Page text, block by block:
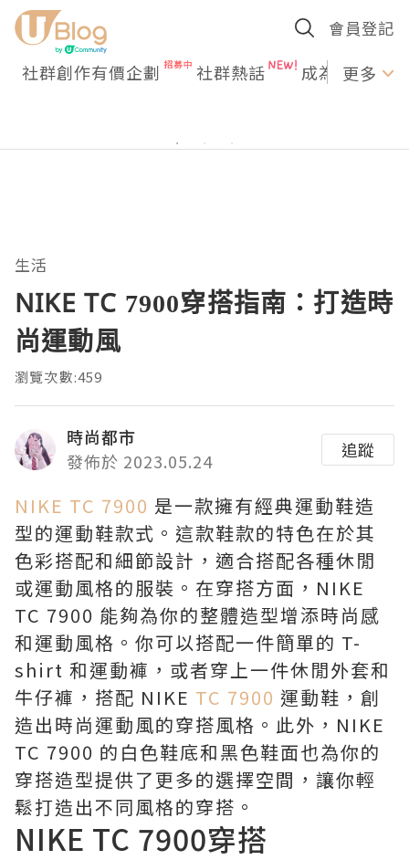
會員登記
社群創作有價企劃 社群熱話 成為U更多
生活
NIKE TC 7900穿搭指南：打造時
尚運動風
瀏覽次數:459
時尚都市
發佈於 2023.05.24
追蹤
NIKE TC 7900 是一款擁有經典運動鞋造
型的運動鞋款式。這款鞋款的特色在於其
色彩搭配和細節設計，適合搭配各種休閒
或運動風格的服裝。在穿搭方面，NIKE
TC 7900 能夠為你的整體造型增添時尚感
和運動風格。你可以搭配一件簡單的 T-
shirt 和運動褲，或者穿上一件休閒外套和
牛仔褲，搭配 NIKE TC 7900 運動鞋，創
造出時尚運動風的穿搭風格。此外，NIKE
TC 7900 的白色鞋底和黑色鞋面也為你的
穿搭造型提供了更多的選擇空間，讓你輕
鬆打造出不同風格的穿搭。
NIKE TC 7900穿搭